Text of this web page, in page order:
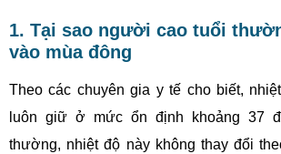
1. Tại sao người cao tuổi
vào mùa đông
Theo các chuyên gia y tế cho biết,
luôn giữ ở mức ổn định khoảng 37
thường, nhiệt độ này không thay đổi